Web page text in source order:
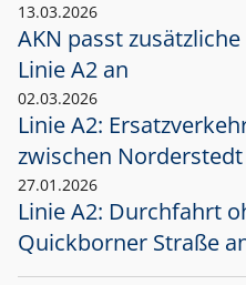
13.03.2026
AKN passt
Linie A2 an
02.03.2026
Linie A2:
zwischen
27.01.2026
Linie A2: Durchfahrt
Quickborner Straße